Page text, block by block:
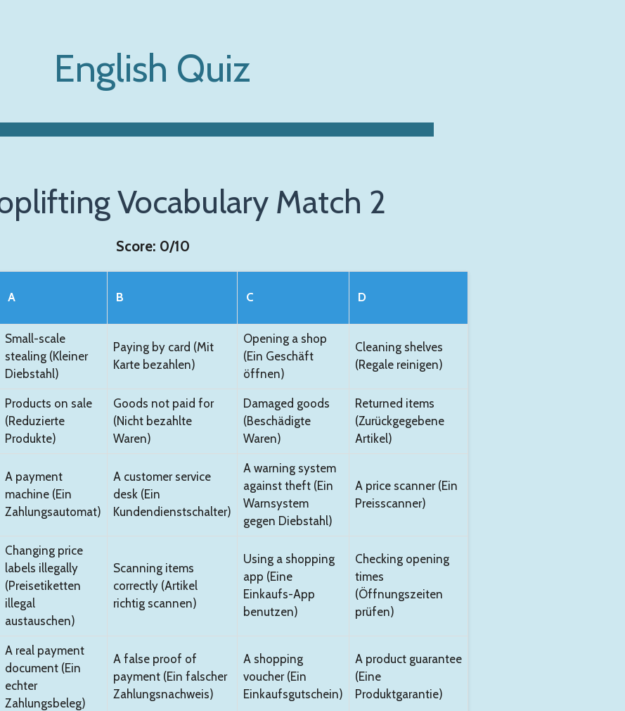
English Quiz
Vocabulary Match 2
Score: 0/10
A B C D
Small-scale
stealing (Kleiner
Diebstahl)
Paying by card (Mit
Karte bezahlen)
Opening a shop
(Ein Geschäft
öffnen)
Cleaning shelves
(Regale reinigen)
Products on sale
(Reduzierte
Produkte)
Goods not paid for
(Nicht bezahlte
Waren)
Damaged goods
(Beschädigte
Waren)
Returned items
(Zurückgegebene
Artikel)
A payment
machine (Ein
Zahlungsautomat)
A customer service
desk (Ein
Kundendienstschalter)
A warning system
against theft (Ein
Warnsystem
gegen Diebstahl)
A price scanner (Ein
Preisscanner)
Changing price
labels illegally
(Preisetiketten
illegal
austauschen)
Scanning items
correctly (Artikel
richtig scannen)
Using a shopping
app (Eine
Einkaufs-App
benutzen)
Checking opening
times
(Öffnungszeiten
prüfen)
A real payment
document (Ein
echter
Zahlungsbeleg)
A false proof of
payment (Ein falscher
Zahlungsnachweis)
A shopping
voucher (Ein
Einkaufsgutschein)
A product guarantee
(Eine
Produktgarantie)